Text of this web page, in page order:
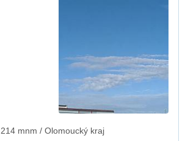
214 mnm / Olomoucký kraj